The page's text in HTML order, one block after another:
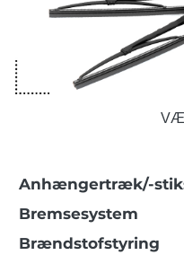
Anhængertræk/-
Bremsesystem
Brændstofstyring